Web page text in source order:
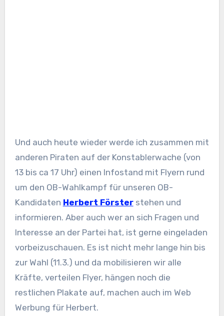
Und auch heute wieder werde ich zusammen mit
anderen Piraten auf der Konstablerwache (von
13 bis ca 17 Uhr) einen Infostand mit Flyern rund
um den OB-Wahlkampf für unseren OB-
Kandidaten Herbert Försterstehen und
informieren. Aber auch wer an sich Fragen und
Interesse an der Partei hat, ist gerne eingeladen
vorbeizuschauen. Es ist nicht mehr lange hin bis
zur Wahl (11.3.) und da mobilisieren wir alle
Kräfte, verteilen Flyer, hängen noch die
restlichen Plakate auf, machen auch im Web
Werbung für Herbert.